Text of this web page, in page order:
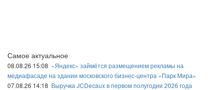
Самое актуальное
08.08.26 15:08 «Яндекс» займётся размещением рекламы на
медиафасаде на здании московского бизнес-центра «Парк Мира»
07.08.26 14:18 Выручка JCDecaux в первом полугодии 2026 года